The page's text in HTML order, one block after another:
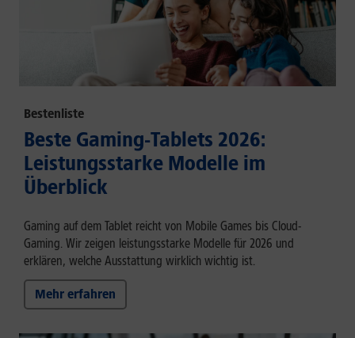
Bestenliste
Beste Gaming-Tablets 2026:
Leistungsstarke Modelle im
Überblick
Gaming auf dem Tablet reicht von Mobile Games bis Cloud-
Gaming. Wir zeigen leistungsstarke Modelle für 2026 und
erklären, welche Ausstattung wirklich wichtig ist.
Mehr erfahren